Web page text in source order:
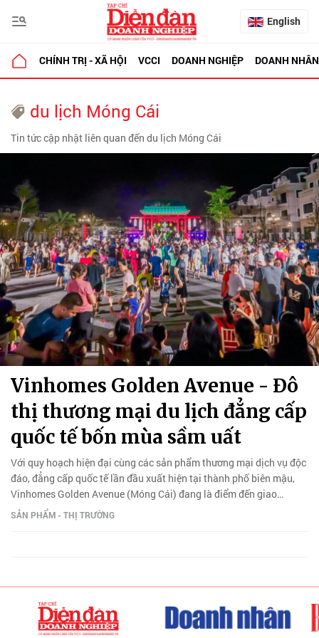
English
CHÍNH TRỊ - XÃ HỘI VCCI DOANH NGHIỆP DOANH NHÂN
du lịch Móng Cái
Tin tức cập nhật liên quan đến du lịch Móng Cái
Vinhomes Golden Avenue - Đô
thị thương mại du lịch đẳng cấp
quốc tế bốn mùa sầm uất
Với quy hoạch hiện đại cùng các sản phẩm thương mại dịch vụ độc
đáo, đẳng cấp quốc tế lần đầu xuất hiện tại thành phố biên mậu,
Vinhomes Golden Avenue (Móng Cái) đang là điểm đến giao
thương, du lịch, giải trí hấp dẫn hàng đầu có khả năng đón trọn và
giữ chân hàng triệu du khách trong và ngoài nước, mở ra cơ hội
SẢN PHẨM - THỊ TRƯỜNG